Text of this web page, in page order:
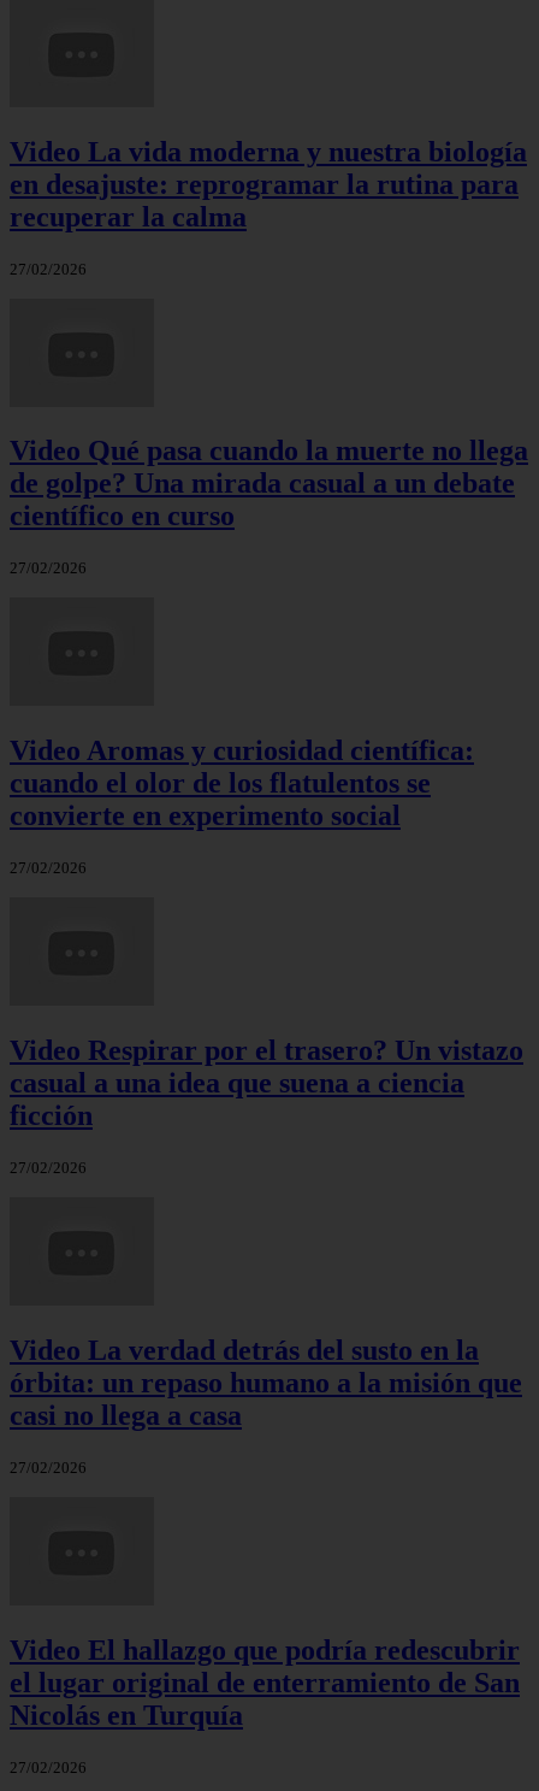
Video La vida moderna y nuestra biología
en desajuste: reprogramar la rutina para
recuperar la calma
27/02/2026
Video Qué pasa cuando la muerte no llega
de golpe? Una mirada casual a un debate
científico en curso
27/02/2026
Video Aromas y curiosidad científica:
cuando el olor de los flatulentos se
convierte en experimento social
27/02/2026
Video Respirar por el trasero? Un vistazo
casual a una idea que suena a ciencia
ficción
27/02/2026
Video La verdad detrás del susto en la
órbita: un repaso humano a la misión que
casi no llega a casa
27/02/2026
Video El hallazgo que podría redescubrir
el lugar original de enterramiento de San
Nicolás en Turquía
27/02/2026